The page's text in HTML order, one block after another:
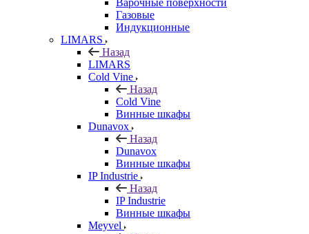
Варочные поверхности
Газовые
Индукционные
LIMARS
Назад
LIMARS
Cold Vine
Назад
Cold Vine
Винные шкафы
Dunavox
Назад
Dunavox
Винные шкафы
IP Industrie
Назад
IP Industrie
Винные шкафы
Meyvel